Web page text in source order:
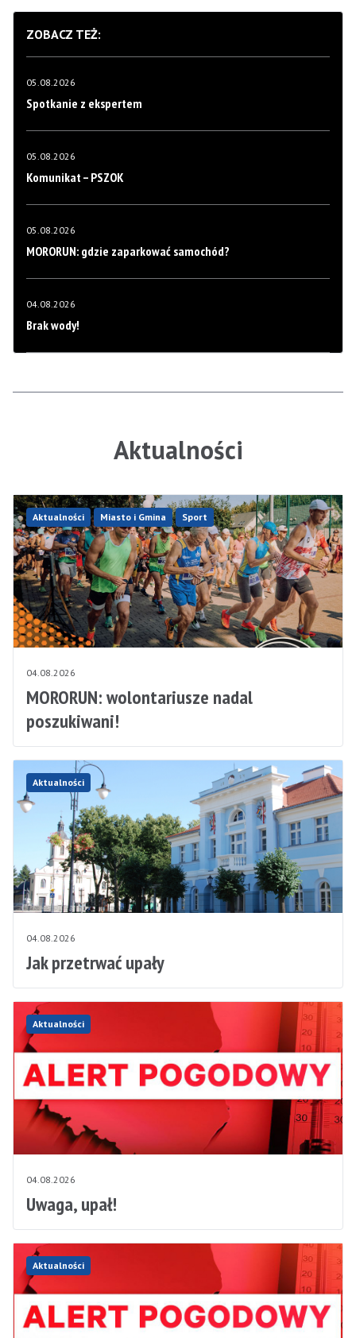
ZOBACZ TEŻ:
05.08.2026
Spotkanie z ekspertem
05.08.2026
Komunikat – PSZOK
05.08.2026
MORORUN: gdzie zaparkować samochód?
04.08.2026
Brak wody!
Aktualności
Aktualności Miasto i Gmina Sport
04.08.2026
MORORUN: wolontariusze nadal
poszukiwani!
Aktualności
04.08.2026
Jak przetrwać upały
Aktualności
04.08.2026
Uwaga, upał!
Aktualności